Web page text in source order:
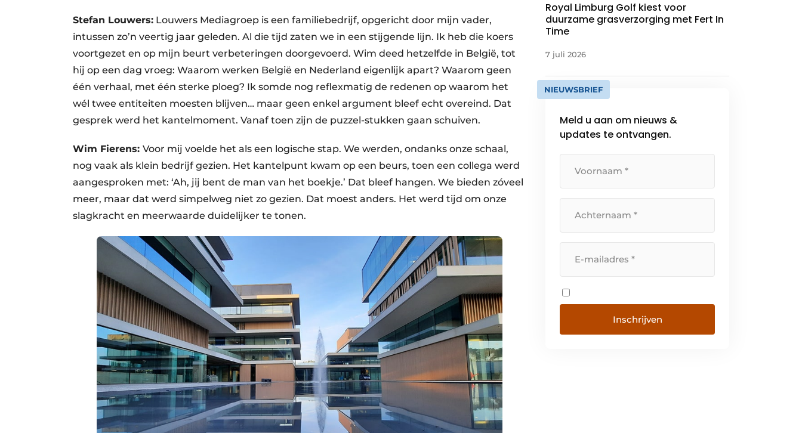
Stefan Louwers: Louwers Mediagroep is een familiebedrijf, opgericht door mijn vader,
intussen zo’n veertig jaar geleden. Al die tijd zaten we in een stijgende lijn. Ik heb die koers
voortgezet en op mijn beurt verbeteringen doorgevoerd. Wim deed hetzelfde in België, tot
hij op een dag vroeg: Waarom werken België en Nederland eigenlijk apart? Waarom geen
één verhaal, met één sterke ploeg? Ik somde nog reflexmatig de redenen op waarom het
wél twee entiteiten moesten blijven… maar geen enkel argument bleef echt overeind. Dat
gesprek werd het kantelmoment. Vanaf toen zijn de puzzel-stukken gaan schuiven.
Wim Fierens: Voor mij voelde het als een logische stap. We werden, ondanks onze schaal,
nog vaak als klein bedrijf gezien. Het kantelpunt kwam op een beurs, toen een collega werd
aangesproken met: ‘Ah, jij bent de man van het boekje.’ Dat bleef hangen. We bieden zóveel
meer, maar dat werd simpelweg niet zo gezien. Dat moest anders. Het werd tijd om onze
slagkracht en meerwaarde duidelijker te tonen.
Royal Limburg Golf kiest voor
duurzame grasverzorging met Fert In
Time
7 juli 2026
NIEUWSBRIEF
Meld u aan om nieuws &
updates te ontvangen.